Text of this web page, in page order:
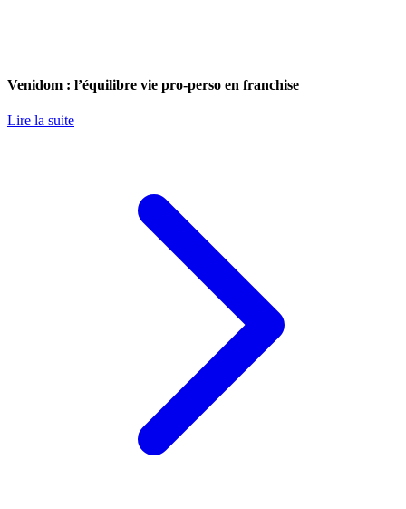
Venidom : l’équilibre vie pro-perso en franchise
Lire la suite